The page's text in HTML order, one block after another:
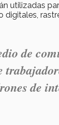
utilizadas
digitales,
de
de